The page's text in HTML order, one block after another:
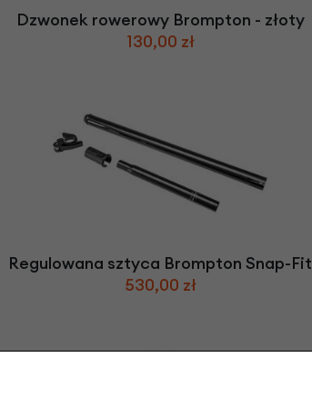
Dzwonek rowerowy Brompton - złoty
130,00 zł
Regulowana sztyca Brompton Snap-Fit
530,00 zł